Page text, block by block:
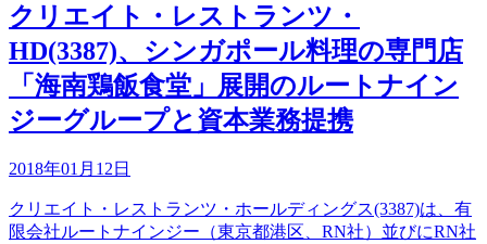
クリエイト・レストランツ・
HD(3387)、シンガポール料理の専門店
「海南鶏飯食堂」展開のルートナイン
ジーグループと資本業務提携
2018年01月12日
クリエイト・レストランツ・ホールディングス(3387)は、有
限会社ルートナインジー（東京都港区、RN社）並びにRN社